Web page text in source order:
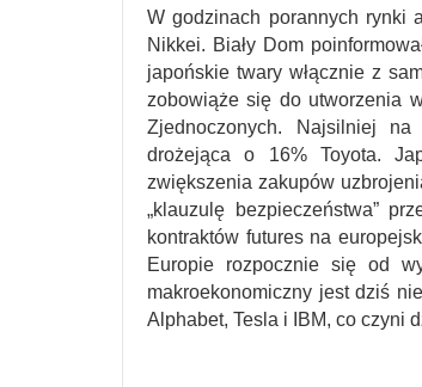
W godzinach porannych rynki
Nikkei. Biały Dom
japońskie twary włącznie z
zobowiąże się do utworzenia
Zjednoczonych. Najsilniej na
drożejąca o 16% Toyota.
zwiększenia zakupów
„klauzulę bezpieczeństwa”
kontraktów futures na
Europie rozpocznie się od
makroekonomiczny jest dziś
Alphabet, Tesla i IBM, co czyni